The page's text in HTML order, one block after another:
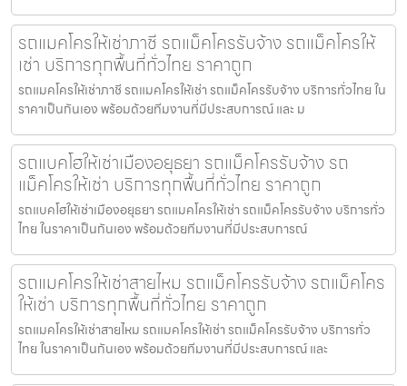
รถแมคโครให้เช่าภาชี รถแม็คโครรับจ้าง รถแม็คโครให้
เช่า บริการทุกพื้นที่ทั่วไทย ราคาถูก
รถแมคโครให้เช่าภาชี รถแมคโครให้เช่า รถแม็คโครรับจ้าง บริการทั่วไทย ใน
ราคาเป็นกันเอง พร้อมด้วยทีมงานที่มีประสบการณ์ และ ม
รถแบคโฮให้เช่าเมืองอยุธยา รถแม็คโครรับจ้าง รถ
แม็คโครให้เช่า บริการทุกพื้นที่ทั่วไทย ราคาถูก
รถแบคโฮให้เช่าเมืองอยุธยา รถแมคโครให้เช่า รถแม็คโครรับจ้าง บริการทั่ว
ไทย ในราคาเป็นกันเอง พร้อมด้วยทีมงานที่มีประสบการณ์
รถแมคโครให้เช่าสายไหม รถแม็คโครรับจ้าง รถแม็คโคร
ให้เช่า บริการทุกพื้นที่ทั่วไทย ราคาถูก
รถแมคโครให้เช่าสายไหม รถแมคโครให้เช่า รถแม็คโครรับจ้าง บริการทั่ว
ไทย ในราคาเป็นกันเอง พร้อมด้วยทีมงานที่มีประสบการณ์ และ